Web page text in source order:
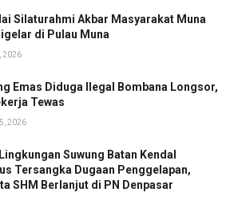
Silaturahmi Akbar Masyarakat Muna
di Pulau Muna
2026
Emas Diduga Ilegal Bombana Longsor,
Tewas
2026
Suwung Batan Kendal
Tersangka Dugaan Penggelapan,
SHM Berlanjut di PN Denpasar